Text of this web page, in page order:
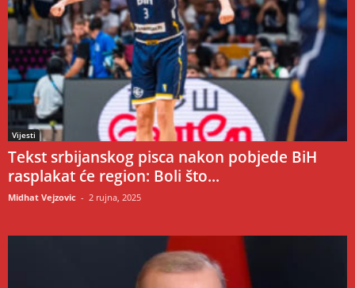
Vijesti
Tekst srbijanskog pisca nakon pobjede BiH
rasplakat će region: Boli što...
Midhat Vejzovic - 2 rujna, 2025